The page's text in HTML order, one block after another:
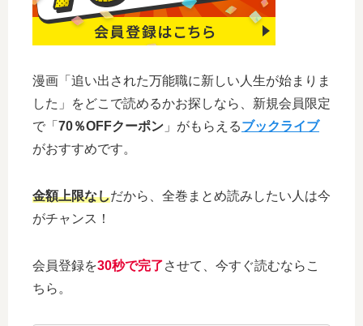
漫画「追い出された万能職に新しい人生が始まりま
した」をどこで読めるかお探しなら、新規会員限定
で「 70％OFFクーポン 」がもらえるブックライブ
がおすすめです。
金額上限なしだから、全巻まとめ読みしたい人は今
がチャンス！
会員登録を30秒で完了させて、今すぐ読むならこ
ちら。